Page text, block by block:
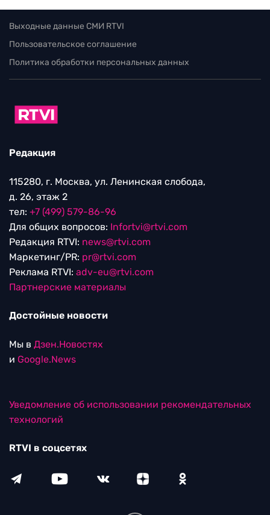
Выходные данные СМИ RTVI
Пользовательское соглашение
Политика обработки персональных данных
Редакция
115280, г. Москва, ул. Ленинская слобода,
д. 26, этаж 2
тел: +7 (499) 579-86-96
Для общих вопросов: Infortvi@rtvi.com
Редакция RTVI: news@rtvi.com
Маркетинг/PR: pr@rtvi.com
Реклама RTVI: adv-eu@rtvi.com
Партнерские материалы
Достойные новости
Мы в Дзен.Новостях
и Google.News
Уведомление об использовании рекомендательных
технологий
RTVI в соцсетях